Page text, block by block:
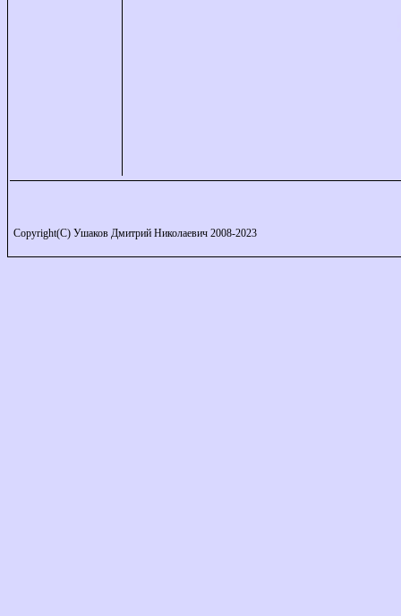
Copyright(C) Ушаков Дмитрий Николаевич 2008-2023